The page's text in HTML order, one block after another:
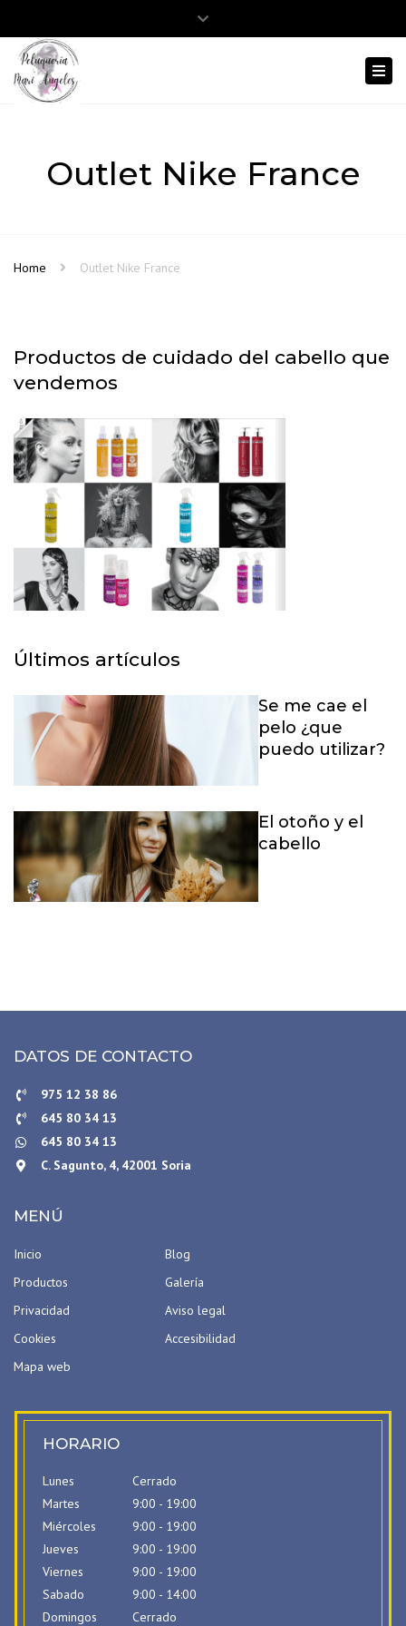
Abrir barra de herramientas
Close
Outlet Nike France
Home Outlet Nike France
Productos de cuidado del cabello que
vendemos
Últimos artículos
Se me cae el
pelo ¿que
puedo utilizar?
El otoño y el
cabello
DATOS DE CONTACTO
975 12 38 86
645 80 34 13
645 80 34 13
C. Sagunto, 4, 42001 Soria
MENÚ
Inicio
Blog
Productos
Galería
Privacidad
Aviso legal
Cookies
Accesibilidad
Mapa web
HORARIO
Lunes
Cerrado
Martes
9:00 - 19:00
Miércoles
9:00 - 19:00
Jueves
9:00 - 19:00
Viernes
9:00 - 19:00
Sabado
9:00 - 14:00
Domingos
Cerrado